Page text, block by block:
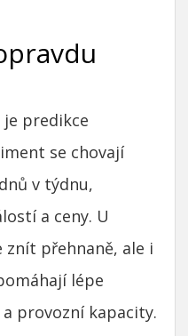
predikce
se chovají
v týdnu,
a ceny. U
znít přehnaně, ale i
lépe
provozní kapacity.